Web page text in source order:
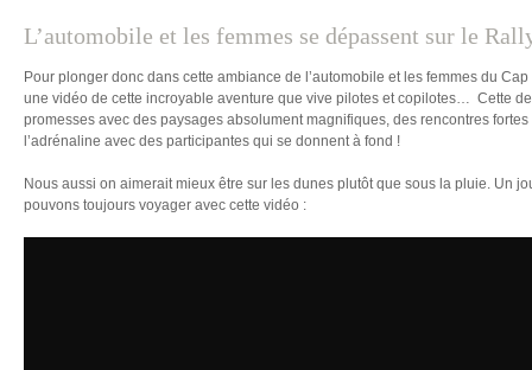
L’automobile et les femmes se dépassent sur le
Pour plonger donc dans cette ambiance de l’automobile et les femmes du
une vidéo de cette incroyable aventure que vive pilotes et copilotes… Cette
promesses avec des paysages absolument magnifiques, des rencontres
l’adrénaline avec des participantes qui se donnent à fond !
Nous aussi on aimerait mieux être sur les dunes plutôt que sous la pluie. Un
pouvons toujours voyager avec cette vidéo :